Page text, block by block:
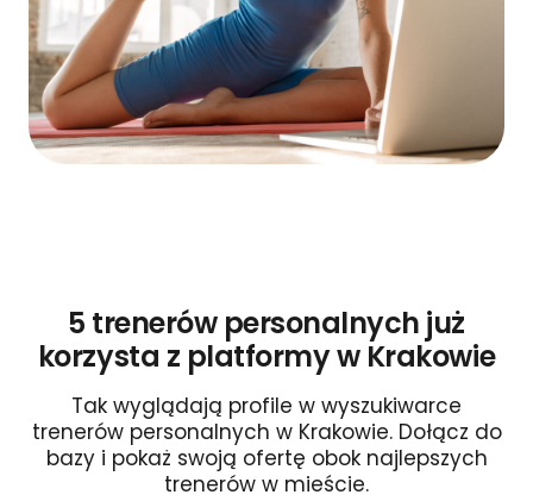
5 trenerów personalnych już
korzysta z platformy w Krakowie
Tak wyglądają profile w wyszukiwarce
trenerów personalnych w Krakowie. Dołącz do
bazy i pokaż swoją ofertę obok najlepszych
trenerów w mieście.